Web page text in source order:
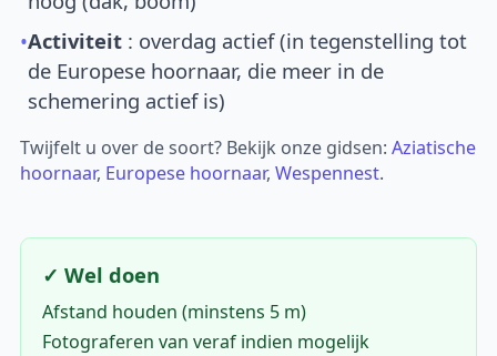
•Activiteit : overdag actief (in tegenstelling tot
de Europese hoornaar, die meer in de
schemering actief is)
Twijfelt u over de soort? Bekijk onze gidsen:Aziatische
hoornaar, Europese hoornaar,Wespennest.
✓ Wel doen
Afstand houden (minstens 5 m)
Fotograferen van veraf indien mogelijk